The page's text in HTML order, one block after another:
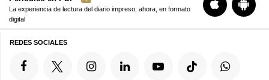
La experiencia de lectura del diario impreso, ahora, en formato
digital
REDES SOCIALES